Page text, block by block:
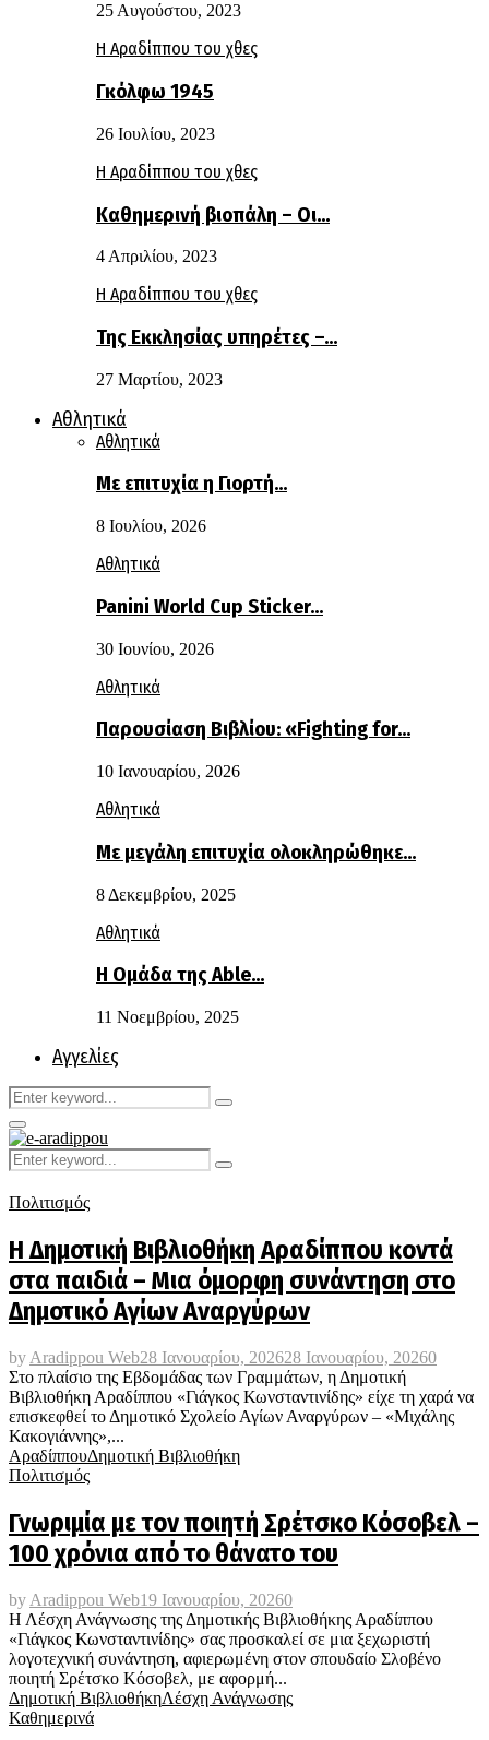
25 Αυγούστου, 2023
Η Αραδίππου του χθες
Γκόλφω 1945
26 Ιουλίου, 2023
Η Αραδίππου του χθες
Καθημερινή βιοπάλη – Οι…
4 Απριλίου, 2023
Η Αραδίππου του χθες
Της Εκκλησίας υπηρέτες –…
27 Μαρτίου, 2023
Αθλητικά
Αθλητικά
Με επιτυχία η Γιορτή…
8 Ιουλίου, 2026
Αθλητικά
Panini World Cup Sticker…
30 Ιουνίου, 2026
Αθλητικά
Παρουσίαση Βιβλίου: «Fighting for…
10 Ιανουαρίου, 2026
Αθλητικά
Με μεγάλη επιτυχία ολοκληρώθηκε…
8 Δεκεμβρίου, 2025
Αθλητικά
Η Ομάδα της Able…
11 Νοεμβρίου, 2025
Αγγελίες
Search
for:
Search
Primary
Menu
Search
for:
Search
Πολιτισμός
Η Δημοτική Βιβλιοθήκη Αραδίππου κοντά
στα παιδιά – Μια όμορφη συνάντηση στο
Δημοτικό Αγίων Αναργύρων
by Aradippou Web28 Ιανουαρίου, 202628 Ιανουαρίου, 20260
Στο πλαίσιο της Εβδομάδας των Γραμμάτων, η Δημοτική
Βιβλιοθήκη Αραδίππου «Γιάγκος Κωνσταντινίδης» είχε τη χαρά να
επισκεφθεί το Δημοτικό Σχολείο Αγίων Αναργύρων – «Μιχάλης
Κακογιάννης»,...
ΑραδίππουΔημοτική Βιβλιοθήκη
Πολιτισμός
Γνωριμία με τον ποιητή Σρέτσκο Κόσοβελ –
100 χρόνια από το θάνατο του
by Aradippou Web19 Ιανουαρίου, 20260
Η Λέσχη Ανάγνωσης της Δημοτικής Βιβλιοθήκης Αραδίππου
«Γιάγκος Κωνσταντινίδης» σας προσκαλεί σε μια ξεχωριστή
λογοτεχνική συνάντηση, αφιερωμένη στον σπουδαίο Σλοβένο
ποιητή Σρέτσκο Κόσοβελ, με αφορμή...
Δημοτική ΒιβλιοθήκηΛέσχη Ανάγνωσης
Καθημερινά